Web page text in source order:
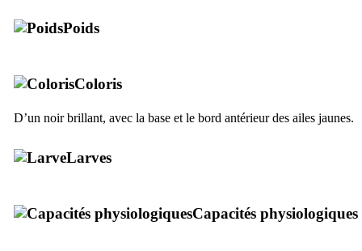
Poids
Coloris
D’un noir brillant, avec la base et le bord antérieur des ailes jaunes.
Larves
Capacités physiologiques